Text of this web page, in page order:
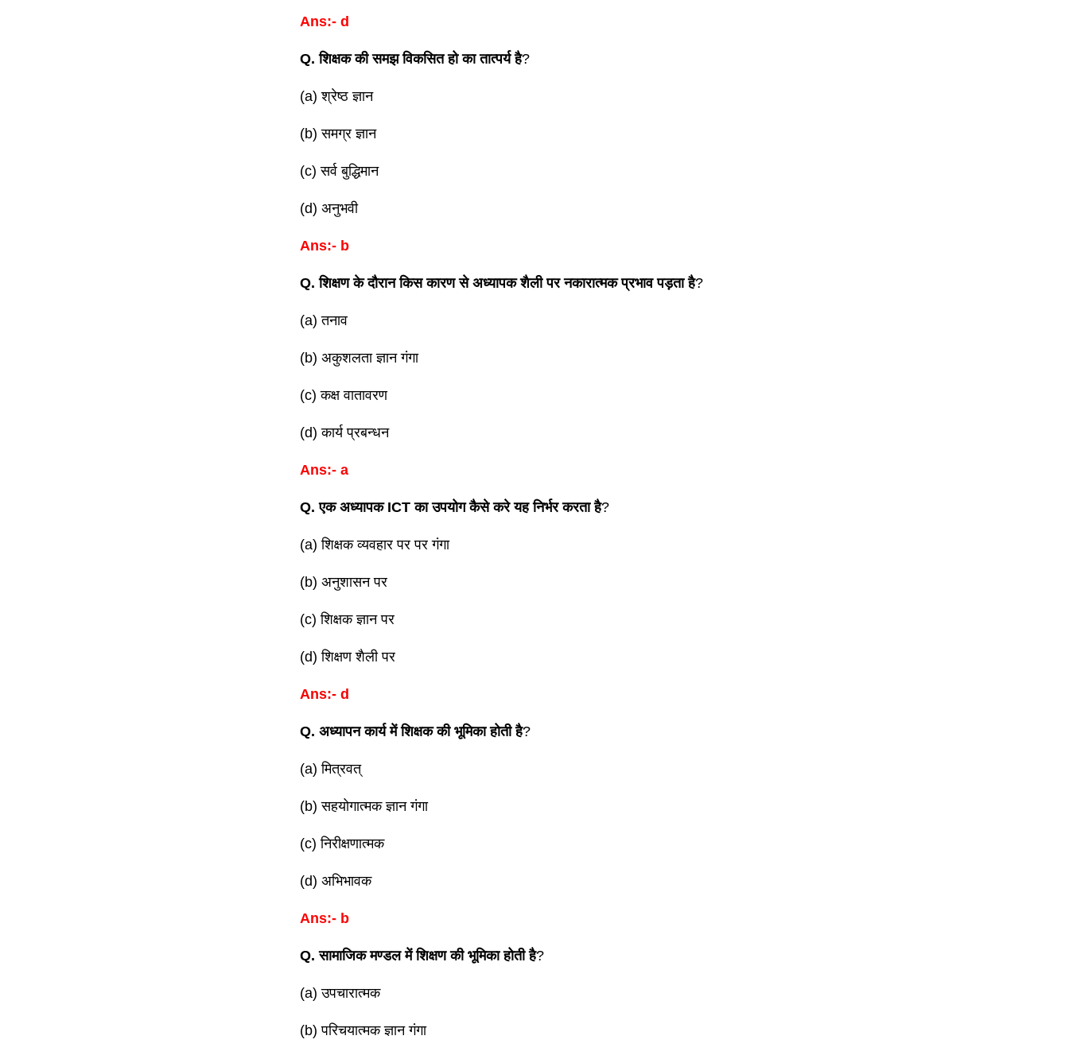
Ans:- d
Q. शिक्षक की समझ विकसित हो का तात्पर्य है?
(a) श्रेष्ठ ज्ञान
(b) समग्र ज्ञान
(c) सर्व बुद्धिमान
(d) अनुभवी
Ans:- b
Q. शिक्षण के दौरान किस कारण से अध्यापक शैली पर नकारात्मक प्रभाव पड़ता है?
(a) तनाव
(b) अकुशलता ज्ञान गंगा
(c) कक्ष वातावरण
(d) कार्य प्रबन्धन
Ans:- a
Q. एक अध्यापक ICT का उपयोग कैसे करे यह निर्भर करता है?
(a) शिक्षक व्यवहार पर पर गंगा
(b) अनुशासन पर
(c) शिक्षक ज्ञान पर
(d) शिक्षण शैली पर
Ans:- d
Q. अध्यापन कार्य में शिक्षक की भूमिका होती है?
(a) मित्रवत्
(b) सहयोगात्मक ज्ञान गंगा
(c) निरीक्षणात्मक
(d) अभिभावक
Ans:- b
Q. सामाजिक मण्डल में शिक्षण की भूमिका होती है?
(a) उपचारात्मक
(b) परिचयात्मक ज्ञान गंगा